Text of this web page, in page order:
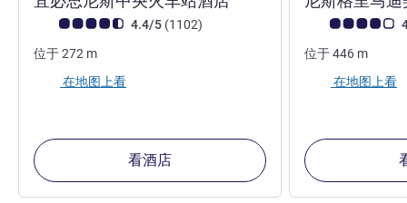
客户意见评级 (ALL 评级)
4.4/5 (1102评论
)
位于272 m
在地图上看
看酒店
客户意见评级
位于446 m
在地图上看